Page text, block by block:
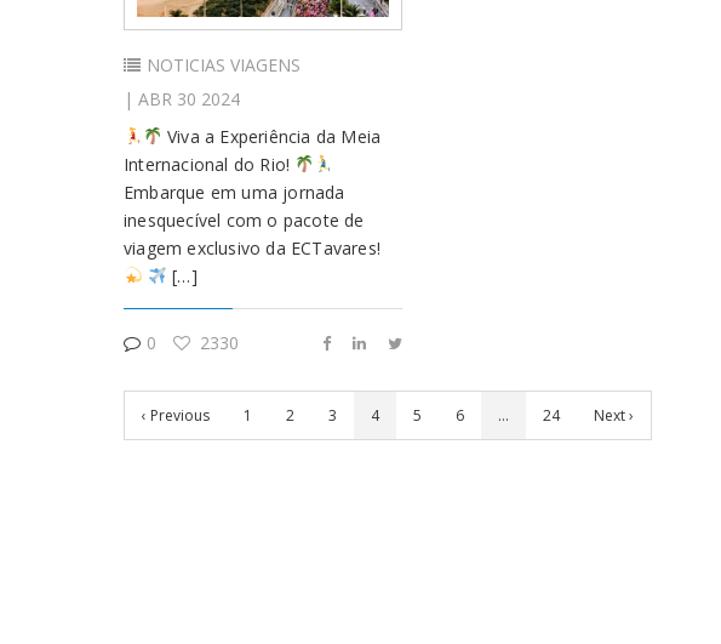
NOTICIAS VIAGENS
| ABR 30 2024
Viva a Experiência da Meia
Internacional do Rio!
Embarque em uma jornada
inesquecível com o pacote de
viagem exclusivo da ECTavares!
[…]
0 2330
‹ Previous 1 2 3 4 5 6 … 24 Next ›